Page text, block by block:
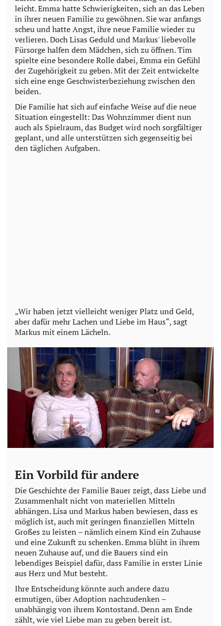
leicht. Emma hatte Schwierigkeiten, sich an das Leben
in ihrer neuen Familie zu gewöhnen. Sie war anfangs
scheu und hatte Angst, ihre neue Familie wieder zu
verlieren. Doch Lisas Geduld und Markus' liebevolle
Fürsorge halfen dem Mädchen, sich zu öffnen. Tim
spielte eine besondere Rolle dabei, Emma ein Gefühl
der Zugehörigkeit zu geben. Mit der Zeit entwickelte
sich eine enge Geschwisterbeziehung zwischen den
beiden.
Die Familie hat sich auf einfache Weise auf die neue
Situation eingestellt: Das Wohnzimmer dient nun
auch als Spielraum, das Budget wird noch sorgfältiger
geplant, und alle unterstützen sich gegenseitig bei
den täglichen Aufgaben.
„Wir haben jetzt vielleicht weniger Platz und Geld,
aber dafür mehr Lachen und Liebe im Haus“, sagt
Markus mit einem Lächeln.
Ein Vorbild für andere
Die Geschichte der Familie Bauer zeigt, dass Liebe und
Zusammenhalt nicht von materiellen Mitteln
abhängen. Lisa und Markus haben bewiesen, dass es
möglich ist, auch mit geringen finanziellen Mitteln
Großes zu leisten – nämlich einem Kind ein Zuhause
und eine Zukunft zu schenken. Emma blüht in ihrem
neuen Zuhause auf, und die Bauers sind ein
lebendiges Beispiel dafür, dass Familie in erster Linie
aus Herz und Mut besteht.
Ihre Entscheidung könnte auch andere dazu
ermutigen, über Adoption nachzudenken –
unabhängig von ihrem Kontostand. Denn am Ende
zählt, wie viel Liebe man zu geben bereit ist.